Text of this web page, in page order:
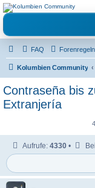
grosse Forum
Freunde
Reisen, Auswandern, Kultur,
Austausch, Erfahrungen und
FAQ Forenregeln
Kolumbien Community
Contraseña bis
Extranjería
Aufrufe: 4330 •